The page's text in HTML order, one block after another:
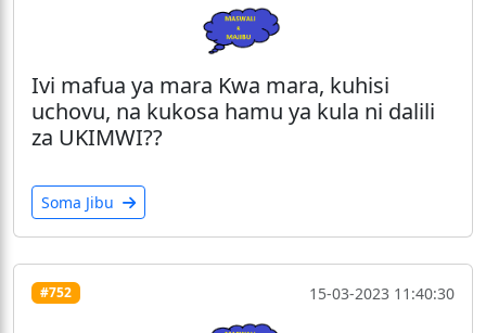
Ivi mafua ya mara Kwa mara, kuhisi
uchovu, na kukosa hamu ya kula ni dalili
za UKIMWI??
Soma Jibu
#752 15-03-2023 11:40:30